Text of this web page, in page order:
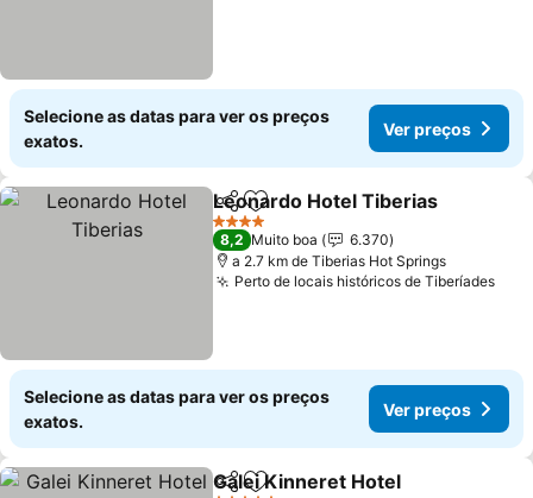
Selecione as datas para ver os preços
exatos.
Ver preços
PartilharAdicionar aos favoritos
Leonardo Hotel Tiberias
4 Estrelas
8,2 Muito boa
6.370
a 2.7 km de Tiberias Hot Springs
Perto de locais históricos de Tiberíades
Selecione as datas para ver os preços
exatos.
Ver preços
Partilhar
Galei Kinneret Hotel